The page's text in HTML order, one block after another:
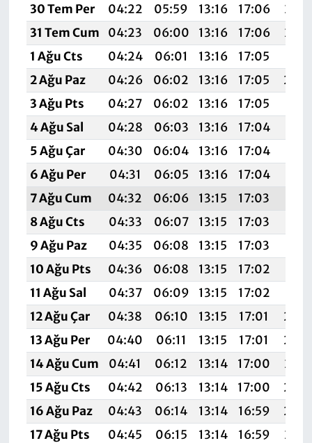
30 Tem Per
04:22 05:59 13:16 17:06
31 Tem Cum
04:23 06:00 13:16 17:06
1 Ağu Cts
04:24 06:01 13:16 17:05
2 Ağu Paz
04:26 06:02 13:16 17:05
3 Ağu Pts
04:27 06:02 13:16 17:05
4 Ağu Sal
04:28 06:03 13:16 17:04
5 Ağu Çar
04:30 06:04 13:16 17:04
6 Ağu Per
04:31 06:05 13:16 17:04
7 Ağu Cum
04:32 06:06 13:15 17:03
8 Ağu Cts
04:33 06:07 13:15 17:03
9 Ağu Paz
04:35 06:08 13:15 17:03
10 Ağu Pts
04:36 06:08 13:15 17:02
11 Ağu Sal
04:37 06:09 13:15 17:02
12 Ağu Çar
04:38 06:10 13:15 17:01
13 Ağu Per
04:40 06:11 13:15 17:01
14 Ağu Cum
04:41 06:12 13:14 17:00
15 Ağu Cts
04:42 06:13 13:14 17:00
16 Ağu Paz
04:43 06:14 13:14 16:59
17 Ağu Pts
04:45 06:15 13:14 16:59